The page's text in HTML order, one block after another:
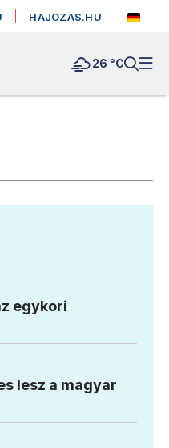
HAJOZAS.HU
26 °C
egykori
lesz a magyar